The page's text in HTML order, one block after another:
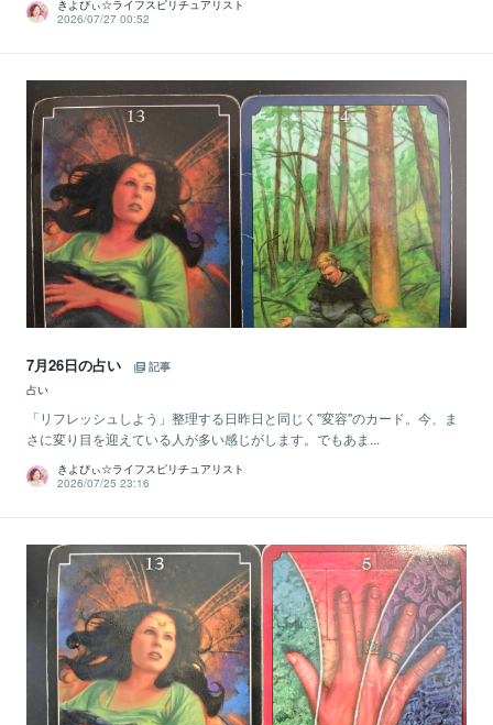
きよぴぃ☆ライフスピリチュアリスト
2026/07/27 00:52
7月26日の占い
記事
占い
「リフレッシュしよう」整理する日昨日と同じく"変容"のカード。今、ま
さに変り目を迎えている人が多い感じがします。でもあま...
きよぴぃ☆ライフスピリチュアリスト
2026/07/25 23:16